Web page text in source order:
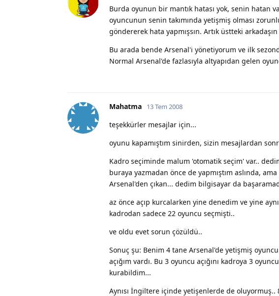
Burda oyunun bir mantık hatası yok, senin hatan
oyuncunun senin takımında yetişmiş olması
göndererek hata yapmışsın. Artık üstteki
Bu arada bende Arsenal'i yönetiyorum ve ilk
Normal Arsenal'de fazlasıyla altyapıdan gelen
Mahatma 13 Tem 2008
teşekkürler mesajlar için...
oyunu kapamıştım sinirden, sizin mesajlardan
Kadro seçiminde malum 'otomatik seçim' var..
buraya yazmadan önce de yapmıştım aslında,
Arsenal'den çıkan... dedim bilgisayar da
az önce açıp kurcalarken yine denedim ve yine
kadrodan sadece 22 oyuncu seçmişti..
ve oldu evet sorun çözüldü..
Sonuç şu: Benim 4 tane Arsenal'de yetişmiş
açığım vardı. Bu 3 oyuncu açığını kadroya 3
kurabildim...
Aynısı İngiltere içinde yetişenlerde de